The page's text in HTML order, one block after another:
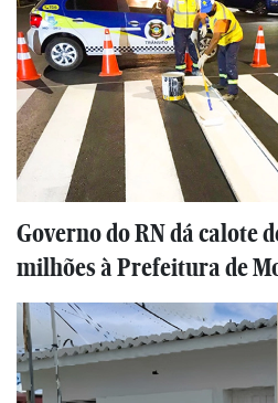
Governo do RN dá calote
milhões à Prefeitura de